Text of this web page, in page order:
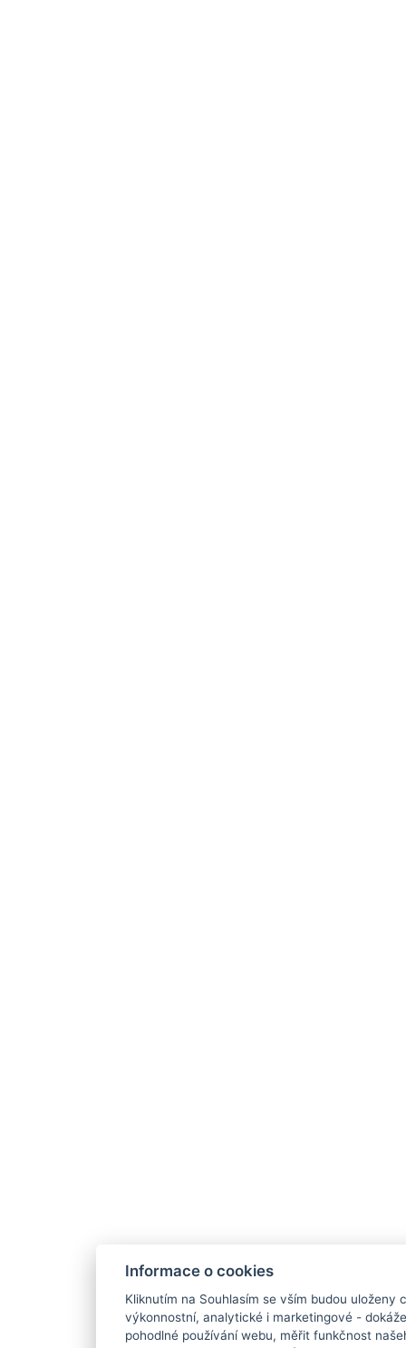
Informace o cookies
Kliknutím na Souhlasím se vším budou uloženy
výkonnostní, analytické i marketingové -
pohodlné používání webu, měřit funkčnost